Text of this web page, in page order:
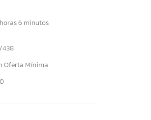
6 minutos
438
Oferta Mínima
0